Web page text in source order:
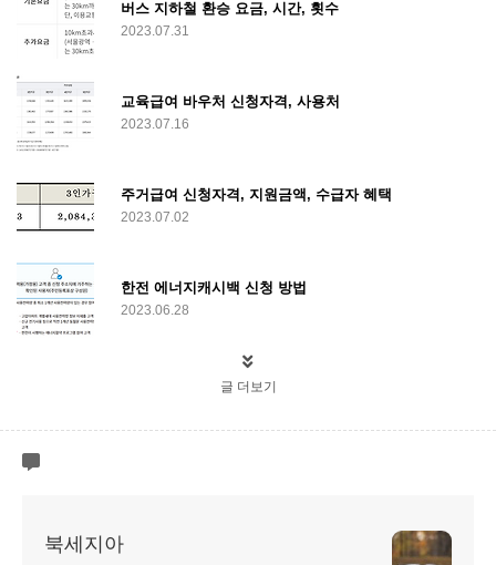
버스 지하철 환승 요금, 시간, 횟수
2023.07.31
교육급여 바우처 신청자격, 사용처
2023.07.16
주거급여 신청자격, 지원금액, 수급자 혜택
2023.07.02
한전 에너지캐시백 신청 방법
2023.06.28
글 더보기
북세지아